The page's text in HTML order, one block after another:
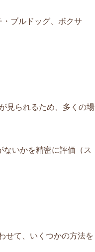
ブルドッグ、ボクサ
見られるため、多くの場
ないかを精密に評価（ス
せて、いくつかの方法を